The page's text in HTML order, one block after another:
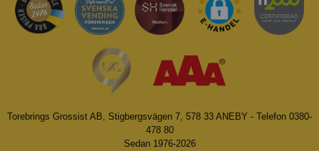
Torebrings Grossist AB, Stigbergsvägen 7, 578 33 ANEBY - Telefon 0380-
478 80
Sedan 1976-2026